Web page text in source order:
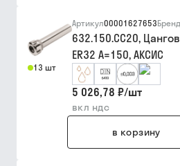
13 шт
Артикул00001627653Бренд
632.150.CC20,
ER32 A=150, АКСИС
5 026,78 ₽/шт
вкл ндс
в корзину